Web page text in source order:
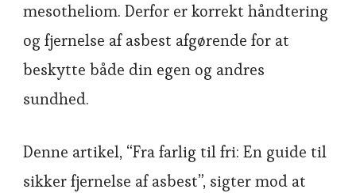
mesotheliom. Derfor er korrekt håndtering
og fjernelse af asbest afgørende for at
beskytte både din egen og andres
sundhed.
Denne artikel, “Fra farlig til fri: En guide til
sikker fjernelse af asbest”, sigter mod at